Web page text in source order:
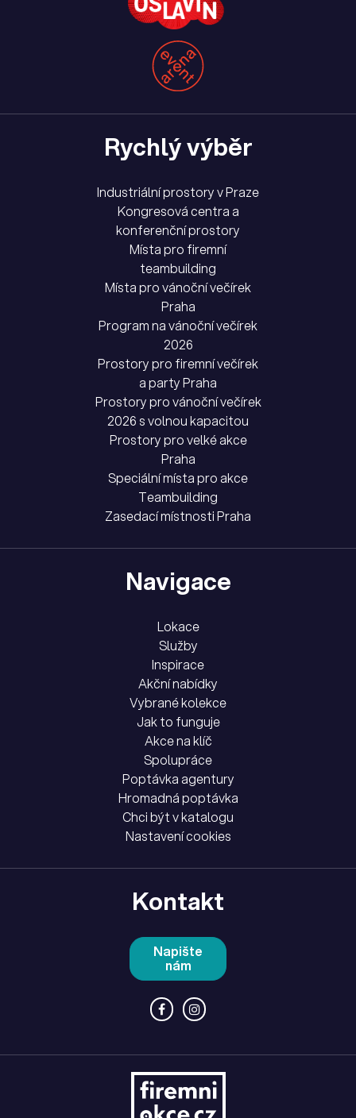
Rychlý výběr
Industriální prostory v Praze
Kongresová centra a
konferenční prostory
Místa pro firemní
teambuilding
Místa pro vánoční večírek
Praha
Program na vánoční večírek
2026
Prostory pro firemní večírek
a party Praha
Prostory pro vánoční večírek
2026 s volnou kapacitou
Prostory pro velké akce
Praha
Speciální místa pro akce
Teambuilding
Zasedací místnosti Praha
Navigace
Lokace
Služby
Inspirace
Akční nabídky
Vybrané kolekce
Jak to funguje
Akce na klíč
Spolupráce
Poptávka agentury
Hromadná poptávka
Chci být v katalogu
Nastavení cookies
Kontakt
Napište
nám